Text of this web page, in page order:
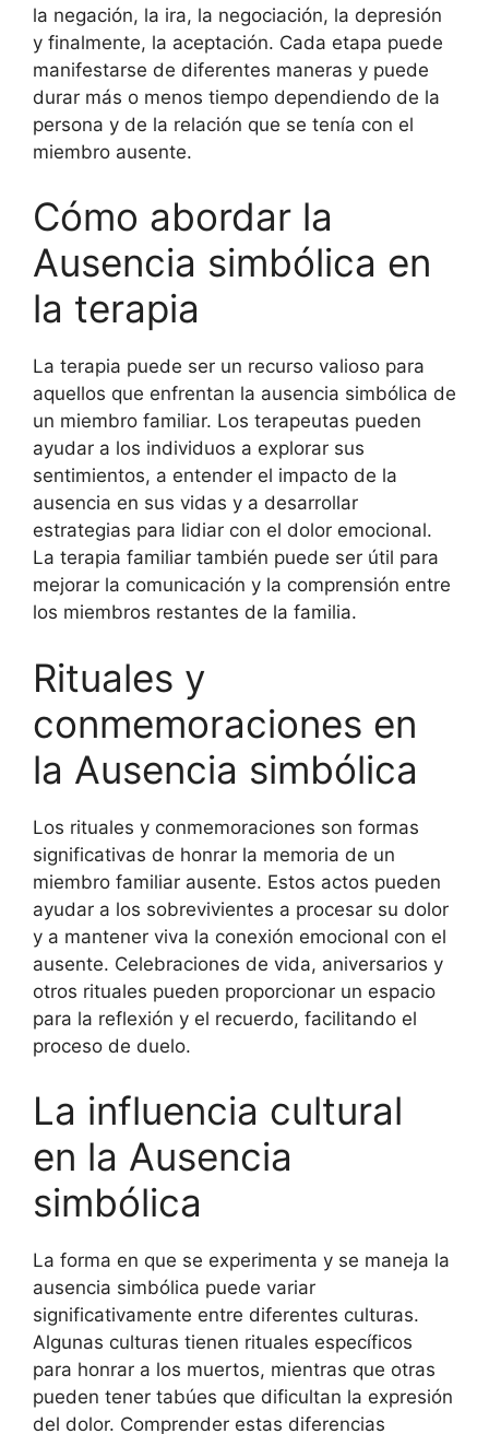
la negación, la ira, la negociación, la depresión
y finalmente, la aceptación. Cada etapa puede
manifestarse de diferentes maneras y puede
durar más o menos tiempo dependiendo de la
persona y de la relación que se tenía con el
miembro ausente.
Cómo abordar la
Ausencia simbólica en
la terapia
La terapia puede ser un recurso valioso para
aquellos que enfrentan la ausencia simbólica de
un miembro familiar. Los terapeutas pueden
ayudar a los individuos a explorar sus
sentimientos, a entender el impacto de la
ausencia en sus vidas y a desarrollar
estrategias para lidiar con el dolor emocional.
La terapia familiar también puede ser útil para
mejorar la comunicación y la comprensión entre
los miembros restantes de la familia.
Rituales y
conmemoraciones en
la Ausencia simbólica
Los rituales y conmemoraciones son formas
significativas de honrar la memoria de un
miembro familiar ausente. Estos actos pueden
ayudar a los sobrevivientes a procesar su dolor
y a mantener viva la conexión emocional con el
ausente. Celebraciones de vida, aniversarios y
otros rituales pueden proporcionar un espacio
para la reflexión y el recuerdo, facilitando el
proceso de duelo.
La influencia cultural
en la Ausencia
simbólica
La forma en que se experimenta y se maneja la
ausencia simbólica puede variar
significativamente entre diferentes culturas.
Algunas culturas tienen rituales específicos
para honrar a los muertos, mientras que otras
pueden tener tabúes que dificultan la expresión
del dolor. Comprender estas diferencias